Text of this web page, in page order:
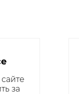
за